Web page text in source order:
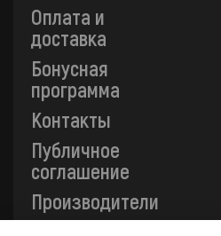
Оплата и
доставка
Бонусная
программа
Контакты
Публичное
соглашение
Производители